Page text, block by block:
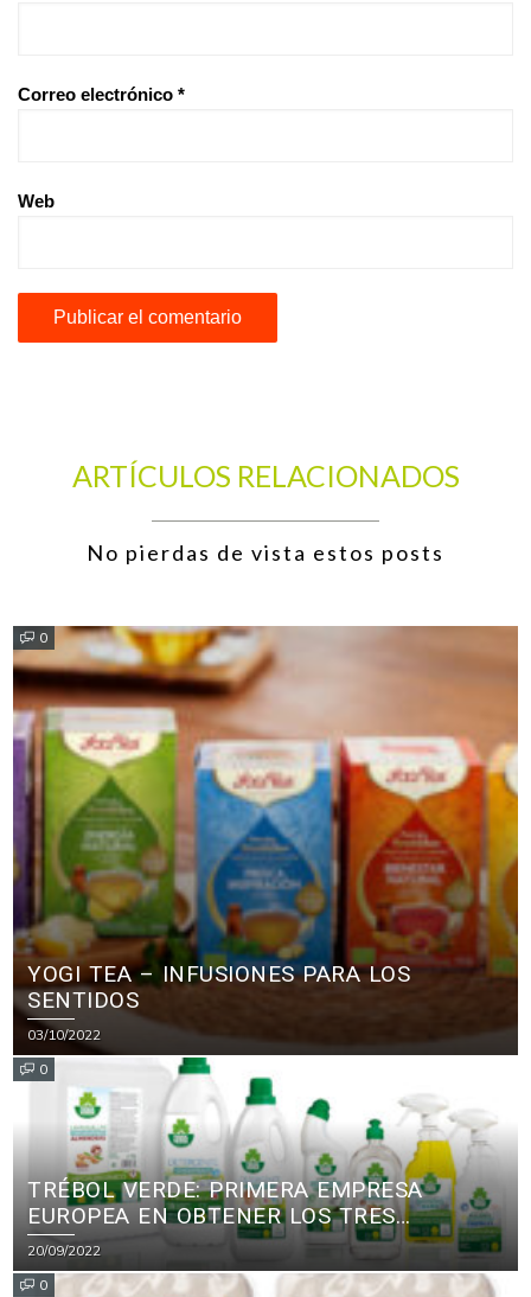
Correo electrónico *
Web
ARTÍCULOS RELACIONADOS
No pierdas de vista estos posts
0
YOGI TEA – INFUSIONES PARA LOS
SENTIDOS
03/10/2022
0
TRÉBOL VERDE: PRIMERA EMPRESA
EUROPEA EN OBTENER LOS TRES
PRINCIPALES CERTIFICADOS ECOLÓGICOS
PARA PRODUCTOS DE LIMPIEZA
20/09/2022
0